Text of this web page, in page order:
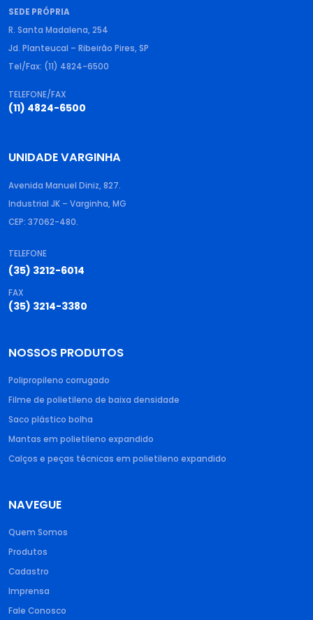
SEDE PRÓPRIA
R. Santa Madalena, 254
Jd. Planteucal – Ribeirão Pires, SP
Tel/Fax: (11) 4824-6500
TELEFONE/FAX
(11) 4824-6500
UNIDADE VARGINHA
Avenida Manuel Diniz, 827.
Industrial JK – Varginha, MG
CEP: 37062-480.
TELEFONE
(35) 3212-6014
FAX
(35) 3214-3380
NOSSOS PRODUTOS
Polipropileno corrugado​
Filme de polietileno de baixa densidade​
Saco plástico bolha​
Mantas em polietileno expandido​
Calços e peças técnicas em polietileno expandido
NAVEGUE
Quem Somos
Produtos
Cadastro
Imprensa
Fale Conosco